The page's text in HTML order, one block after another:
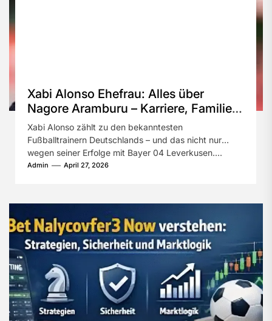
Xabi Alonso Ehefrau: Alles über
Nagore Aramburu – Karriere, Familie
und Privatleben
Xabi Alonso zählt zu den bekanntesten
Fußballtrainern Deutschlands – und das nicht nur
wegen seiner Erfolge mit Bayer 04 Leverkusen....
Admin April 27, 2026